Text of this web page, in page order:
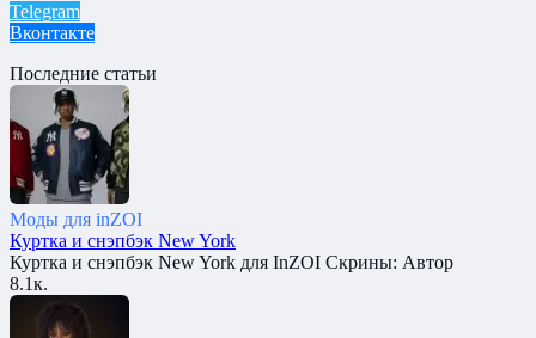
Telegram
Вконтакте
Последние статьи
Моды для inZOI
Куртка и снэпбэк New York
Куртка и снэпбэк New York для InZOI Скрины: Автор
8.1к.